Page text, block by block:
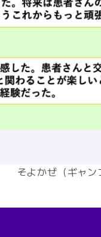
そよかぜ（ギャ